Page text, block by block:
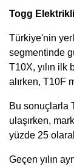
Togg
Türkiye'nin
segmentinde
T10X, yılın ilk
alırken, T10F
Bu sonuçlarla
ulaşırken,
yüzde 25
Geçen yılın